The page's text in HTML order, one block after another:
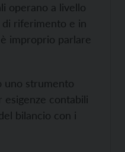
operano a livello
riferimento e in
improprio parlare
uno strumento
esigenze contabili
bilancio con i